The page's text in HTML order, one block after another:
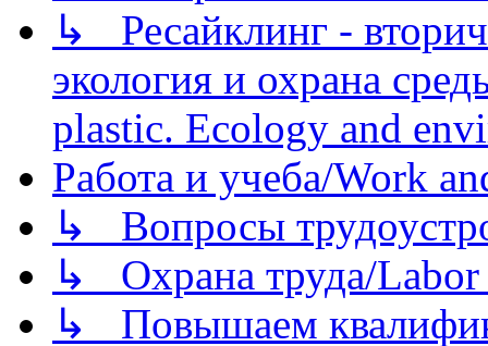
↳ Ресайклинг -
экология и охрана
plastic. Ecology and
Работа и учеба/Work
↳ Вопросы
↳ Охрана труда/Labor
↳ Повышаем